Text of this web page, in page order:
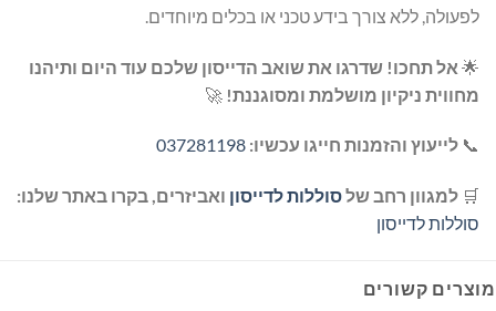
לפעולה, ללא צורך בידע טכני או בכלים מיוחדים.
🌟 אל תחכו! שדרגו את שואב הדייסון שלכם עוד היום ותיהנו
מחווית ניקיון מושלמת ומסוגננת! 🚀
📞 לייעוץ והזמנות חייגו עכשיו: 037281198
🛒 למגוון רחב שלסוללות לדייסון ואביזרים, בקרו באתר שלנו:
סוללות לדייסון
מוצרים קשורים